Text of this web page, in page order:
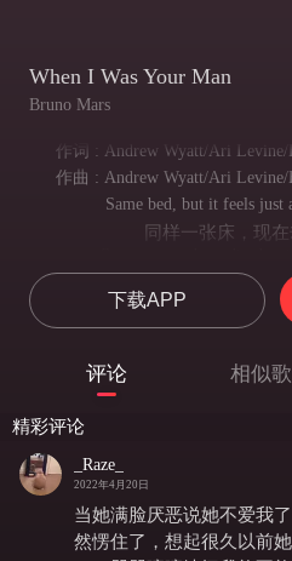
When I Was Your Man
Bruno Mars
作词 : Andrew Wyatt/Ari Levine/
作曲 : Andrew Wyatt/Ari Levine/
Same bed, but it feels
同样一张床，现
我们专属的歌现在听起
When our friends talk about you all
单是从别人嘴里听到你
因为每当我听到你的名
That I should have bought you
我本可以给你买花 本可以
下载APP
评论 相似
精彩评论
_Raze_
2022年4月20日
当她满脸厌恶说她不爱我
然愣住了，想起很久以前